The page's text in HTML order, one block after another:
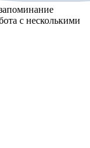
с несколькими